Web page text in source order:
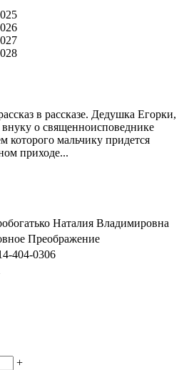
в рассказе. Дедушка Егорки,
о священноисповеднике
которого мальчику придется
приходе...
Наталия Владимировна
Преображение
404-0306
+